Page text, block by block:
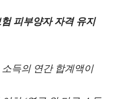
피부양자 자격 유지
득의 연간 합계액이